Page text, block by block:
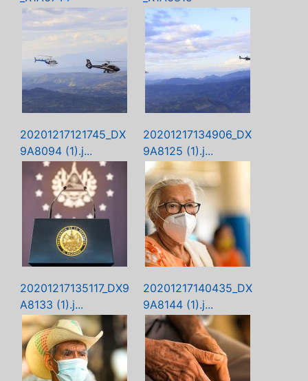
20201217121745_DX
9A8094 (1).j...
20201217134906_DX
9A8125 (1).j...
20201217135117_DX9
A8133 (1).j...
20201217140435_DX
9A8144 (1).j...